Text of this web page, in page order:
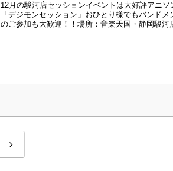
12月の駿河店セッションイベントは大好評アニソ
「デジモンセッション」おひとり様でもバンドメ
のご参加も大歓迎！！場所：音楽天国・静岡駿河
次